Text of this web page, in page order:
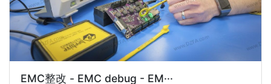
EMC整改 - EMC debug - EM···